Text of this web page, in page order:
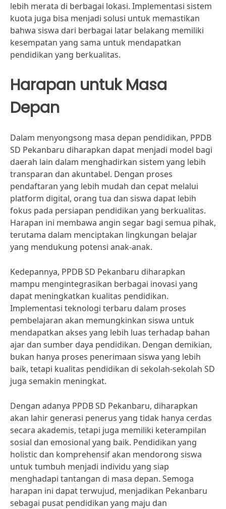
lebih merata di berbagai lokasi. Implementasi sistem
kuota juga bisa menjadi solusi untuk memastikan
bahwa siswa dari berbagai latar belakang memiliki
kesempatan yang sama untuk mendapatkan
pendidikan yang berkualitas.
Harapan untuk Masa
Depan
Dalam menyongsong masa depan pendidikan, PPDB
SD Pekanbaru diharapkan dapat menjadi model bagi
daerah lain dalam menghadirkan sistem yang lebih
transparan dan akuntabel. Dengan proses
pendaftaran yang lebih mudah dan cepat melalui
platform digital, orang tua dan siswa dapat lebih
fokus pada persiapan pendidikan yang berkualitas.
Harapan ini membawa angin segar bagi semua pihak,
terutama dalam menciptakan lingkungan belajar
yang mendukung potensi anak-anak.
Kedepannya, PPDB SD Pekanbaru diharapkan
mampu mengintegrasikan berbagai inovasi yang
dapat meningkatkan kualitas pendidikan.
Implementasi teknologi terbaru dalam proses
pembelajaran akan memungkinkan siswa untuk
mendapatkan akses yang lebih luas terhadap bahan
ajar dan sumber daya pendidikan. Dengan demikian,
bukan hanya proses penerimaan siswa yang lebih
baik, tetapi kualitas pendidikan di sekolah-sekolah SD
juga semakin meningkat.
Dengan adanya PPDB SD Pekanbaru, diharapkan
akan lahir generasi penerus yang tidak hanya cerdas
secara akademis, tetapi juga memiliki keterampilan
sosial dan emosional yang baik. Pendidikan yang
holistic dan komprehensif akan mendorong siswa
untuk tumbuh menjadi individu yang siap
menghadapi tantangan di masa depan. Semoga
harapan ini dapat terwujud, menjadikan Pekanbaru
sebagai pusat pendidikan yang maju dan